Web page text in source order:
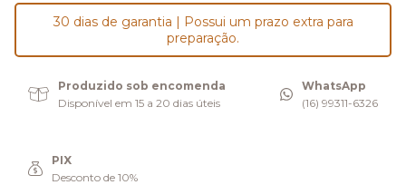
30 dias de garantia | Possui um prazo extra para
preparação.
Produzido sob encomenda
Disponível em 15 a 20 dias úteis
WhatsApp
(16) 99311-6326
PIX
Desconto de 10%